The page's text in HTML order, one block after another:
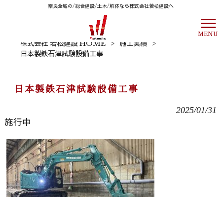
奈良全域の/総合建設/土木/解体なら株式会社若松建設へ
MENU
株式会社 若松建設 HOME > 施工実績
>
日本製鉄石津試験設備工事
日本製鉄石津試験設備工事
2025/01/31
施行中